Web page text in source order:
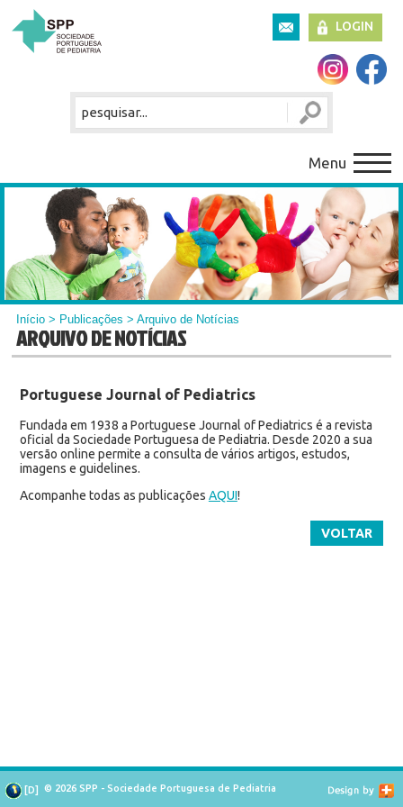
LOGIN
Menu
Início > Publicações > Arquivo de Notícias
ARQUIVO DE NOTÍCIAS
Portuguese Journal of Pediatrics
Fundada em 1938 a Portuguese Journal of Pediatrics é a revista
oficial da Sociedade Portuguesa de Pediatria. Desde 2020 a sua
versão online permite a consulta de vários artigos, estudos,
imagens e guidelines.
Acompanhe todas as publicações AQUI!
VOLTAR
[D] © 2026 SPP - Sociedade Portuguesa de Pediatria